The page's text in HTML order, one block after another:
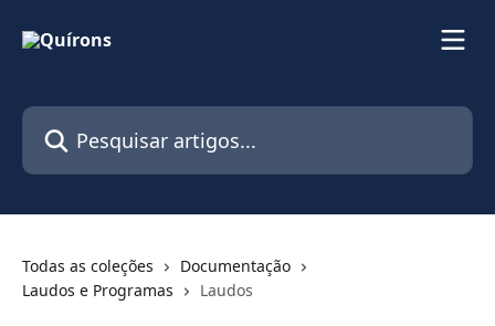
Pesquisar artigos...
Todas as coleções
Documentação
Laudos e Programas
Laudos